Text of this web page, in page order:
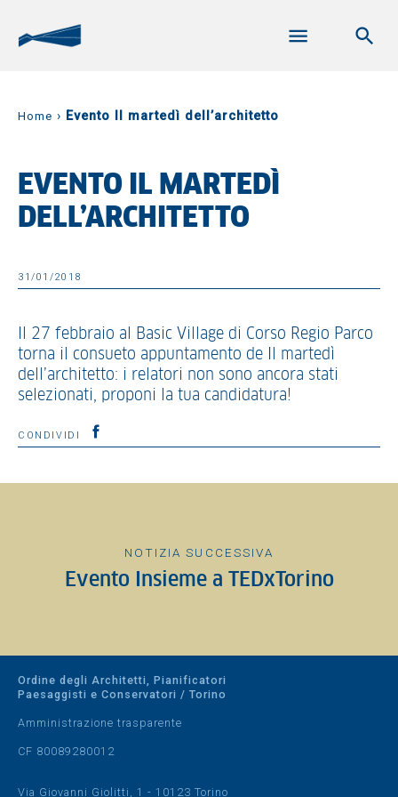
Home › Evento Il martedì dell’architetto
EVENTO IL MARTEDÌ
DELL’ARCHITETTO
31/01/2018
Il 27 febbraio al Basic Village di Corso Regio Parco
torna il consueto appuntamento de Il martedì
dell’architetto: i relatori non sono ancora stati
selezionati, proponi la tua candidatura!
CONDIVIDI
NOTIZIA SUCCESSIVA
Evento Insieme a TEDxTorino
Ordine degli Architetti, Pianificatori
Paesaggisti e Conservatori / Torino
Amministrazione trasparente
CF 80089280012
Via Giovanni Giolitti, 1 - 10123 Torino